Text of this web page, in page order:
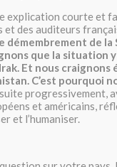
explication courte et
des auditeurs
de la
que la situation
Et nous craignons
C’est pourquoi
progressivement,
et américains,
et l’humaniser.